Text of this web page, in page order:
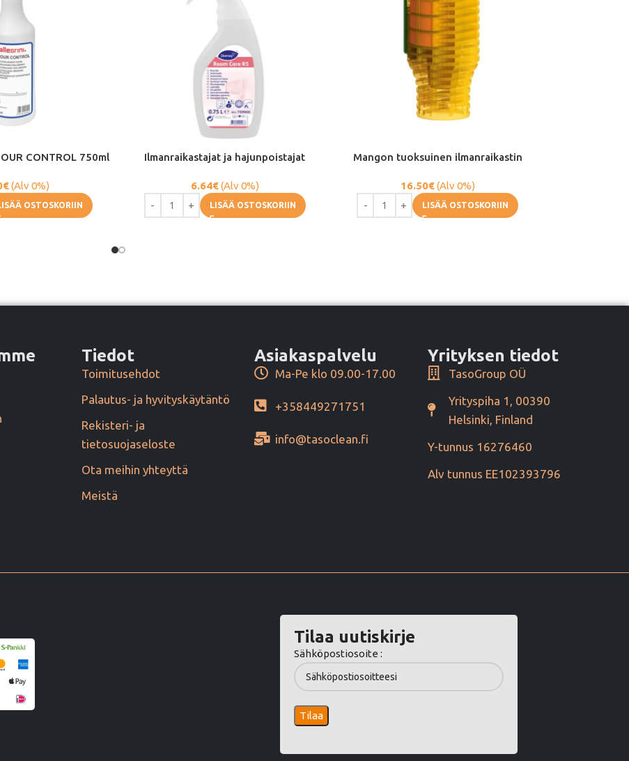
CONTROL 750ml
€(Alv 0%)
OSTOSKORIIN
Ilmanraikastajat ja hajunpoistajat
6.64€(Alv 0%)
LISÄÄ OSTOSKORIIN
Mangon tuoksuinen ilmanraikastin
16.50€(Alv 0%)
LISÄÄ OSTOSKORIIN
Tiedot
Toimitusehdot
Palautus- ja hyvityskäytäntö
Rekisteri- ja
tietosuojaseloste
Ota meihin yhteyttä
Meistä
Asiakaspalvelu
Ma-Pe klo 09.00-17.00
+358449271751
info@tasoclean.fi
Yrityksen tiedot
TasoGroup OÜ
Yrityspiha 1, 00390
Helsinki, Finland
Y-tunnus 16276460
Alv tunnus EE102393796
Tilaa uutiskirje
Sähköpostiosoite :